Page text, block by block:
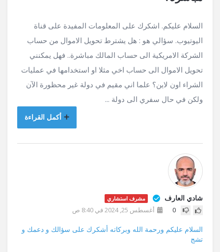
السلام عليكم. اشكرك على المعلومات المفيدة على قناة
اليوتيوب. سؤالي هو : هل يشترط تحويل الاموال من حساب
الشركة الامريكية الى حساب المالك مباشرة.. فهل يمكنني
تحويل الاموال الى حساب اخي مثلا او استخدامها في عمليات
الشراء اون لاين؟ علما اني مقيم في دولة غير محظورة الآن
ولكن في حال سفري الى دولة ...
أكمل القراءة
شادي العارف مشرف استشاري
0 أغسطس 25, 2024 في 8:40 ص
السلام عليكم ورحمة الله وبركاته أشكرك على سؤالك و دعمك و
تشج